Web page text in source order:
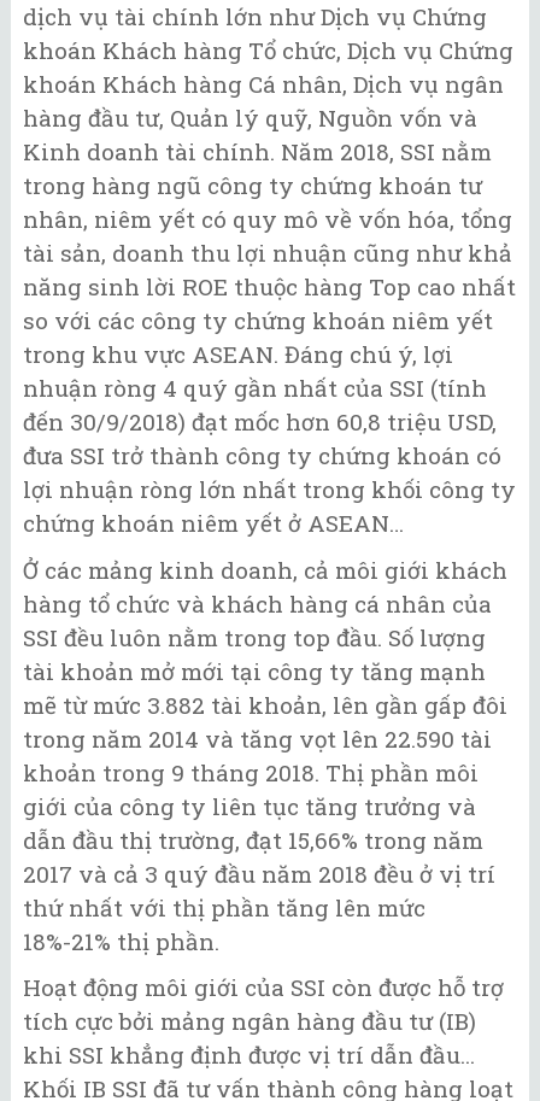
dịch vụ tài chính lớn như Dịch vụ Chứng
khoán Khách hàng Tổ chức, Dịch vụ Chứng
khoán Khách hàng Cá nhân, Dịch vụ ngân
hàng đầu tư, Quản lý quỹ, Nguồn vốn và
Kinh doanh tài chính. Năm 2018, SSI nằm
trong hàng ngũ công ty chứng khoán tư
nhân, niêm yết có quy mô về vốn hóa, tổng
tài sản, doanh thu lợi nhuận cũng như khả
năng sinh lời ROE thuộc hàng Top cao nhất
so với các công ty chứng khoán niêm yết
trong khu vực ASEAN. Đáng chú ý, lợi
nhuận ròng 4 quý gần nhất của SSI (tính
đến 30/9/2018) đạt mốc hơn 60,8 triệu USD,
đưa SSI trở thành công ty chứng khoán có
lợi nhuận ròng lớn nhất trong khối công ty
chứng khoán niêm yết ở ASEAN…
Ở các mảng kinh doanh, cả môi giới khách
hàng tổ chức và khách hàng cá nhân của
SSI đều luôn nằm trong top đầu. Số lượng
tài khoản mở mới tại công ty tăng mạnh
mẽ từ mức 3.882 tài khoản, lên gần gấp đôi
trong năm 2014 và tăng vọt lên 22.590 tài
khoản trong 9 tháng 2018. Thị phần môi
giới của công ty liên tục tăng trưởng và
dẫn đầu thị trường, đạt 15,66% trong năm
2017 và cả 3 quý đầu năm 2018 đều ở vị trí
thứ nhất với thị phần tăng lên mức
18%-21% thị phần.
Hoạt động môi giới của SSI còn được hỗ trợ
tích cực bởi mảng ngân hàng đầu tư (IB)
khi SSI khẳng định được vị trí dẫn đầu...
Khối IB SSI đã tư vấn thành công hàng loạt